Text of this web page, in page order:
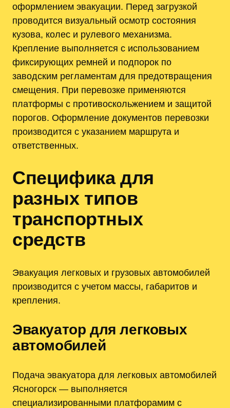
оформлением эвакуации. Перед загрузкой
проводится визуальный осмотр состояния
кузова, колес и рулевого механизма.
Крепление выполняется с использованием
фиксирующих ремней и подпорок по
заводским регламентам для предотвращения
смещения. При перевозке применяются
платформы с противоскольжением и защитой
порогов. Оформление документов перевозки
производится с указанием маршрута и
ответственных.
Специфика для
разных типов
транспортных
средств
Эвакуация легковых и грузовых автомобилей
производится с учетом массы, габаритов и
крепления.
Эвакуатор для легковых
автомобилей
Подача эвакуатора для легковых автомобилей
Ясногорск — выполняется
специализированными платфорамим с